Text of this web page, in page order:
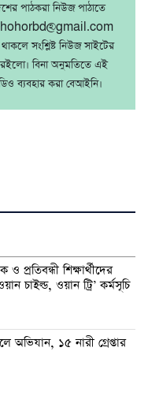
পাঠকরা নিউজ পাঠাতে
সংশ্লিষ্ট নিউজ সাইটের
বিনা অনুমতিতে এই
ব্যবহার করা বেআইনি।
প্রতিবন্ধী শিক্ষার্থীদের
চাইল্ড, ওয়ান ট্রি’ কর্মসূচি
অভিযান, ১৫ নারী গ্রেপ্তার